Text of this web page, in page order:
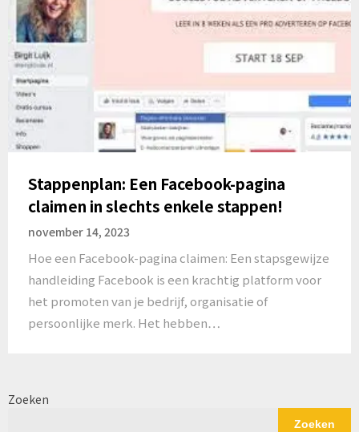
Stappenplan: Een Facebook-pagina
claimen in slechts enkele stappen!
november 14, 2023
Hoe een Facebook-pagina claimen: Een stapsgewijze
handleiding Facebook is een krachtig platform voor
het promoten van je bedrijf, organisatie of
persoonlijke merk. Het hebben…
Zoeken
Zoeken